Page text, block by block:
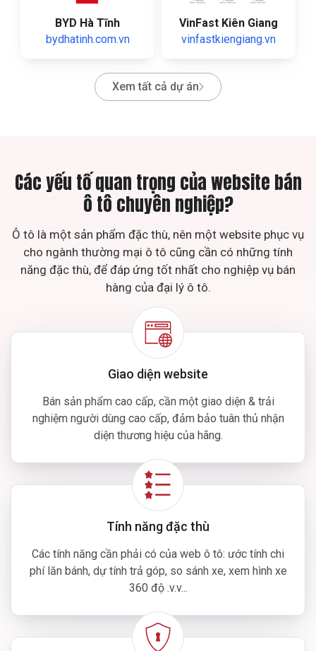
BYD Hà Tĩnh
bydhatinh.com.vn
VinFast Kiên Giang
vinfastkiengiang.vn
Xem tất cả dự án
Các yếu tố quan trọng của website bán
ô tô chuyên nghiệp?
Ô tô là một sản phẩm đặc thù, nên một website phục vụ
cho ngành thường mại ô tô cũng cần có những tính
năng đặc thù, để đáp ứng tốt nhất cho nghiệp vụ bán
hàng của đại lý ô tô.
Giao diện website
Bán sản phẩm cao cấp, cần một giao diện & trải
nghiệm người dùng cao cấp, đảm bảo tuân thủ nhận
diện thương hiệu của hãng.
Tính năng đặc thù
Các tính năng cần phải có của web ô tô: ước tính chi
phí lăn bánh, dự tính trả góp, so sánh xe, xem hình xe
360 độ .v.v...